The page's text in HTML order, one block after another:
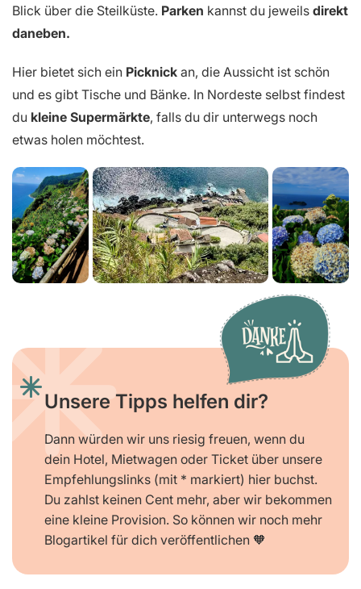
Blick über die Steilküste. Parken kannst du jeweils direkt
daneben.
Hier bietet sich ein Picknick an, die Aussicht ist schön
und es gibt Tische und Bänke. In Nordeste selbst findest
du kleine Supermärkte, falls du dir unterwegs noch
etwas holen möchtest.
Unsere Tipps helfen dir?
Dann würden wir uns riesig freuen, wenn du
dein Hotel, Mietwagen oder Ticket über unsere
Empfehlungslinks (mit * markiert) hier buchst.
Du zahlst keinen Cent mehr, aber wir bekommen
eine kleine Provision. So können wir noch mehr
Blogartikel für dich veröffentlichen 🧡